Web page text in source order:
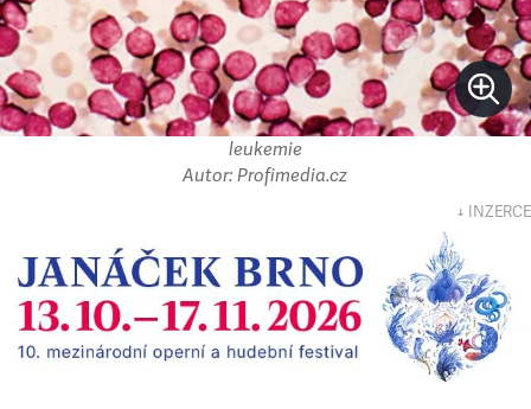
leukemie
Autor: Profimedia.cz
↓ INZERCE